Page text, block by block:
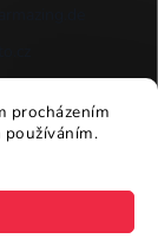
procházením